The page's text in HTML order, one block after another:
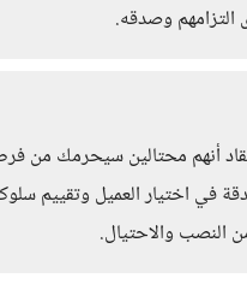
وصدقه.
أنهم محتالين سيحرمك من
في اختيار العميل وتقييم
والاحتيال.